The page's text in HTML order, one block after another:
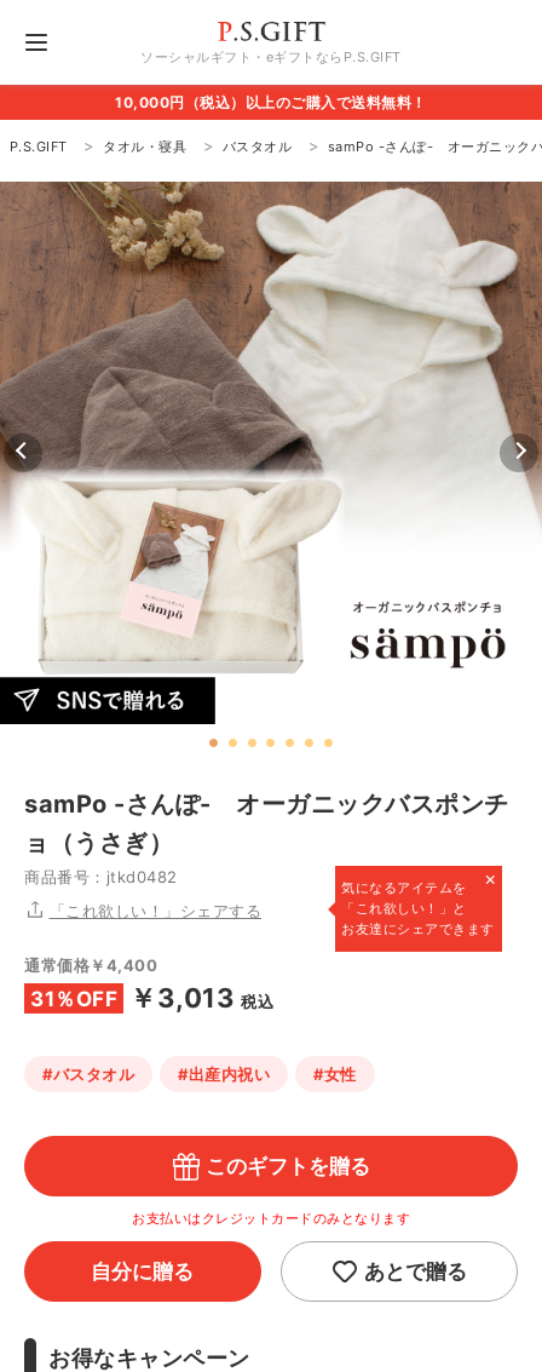
ソーシャルギフト・eギフトならP.S.GIFT
10,000円（税込）以上のご購入で送料無料！
P.S.GIFT タオル・寝具 バスタオル samPo -さんぽ- オーガニック
samPo -さんぽ- オーガニックバスポンチ
ョ（うさぎ）
商品番号：jtkd0482 ×
気になるアイテムを
「これ欲しい！」と
お友達にシェアできます
「これ欲しい！」シェアする
通常価格￥4,400
31％OFF ￥3,013 税込
#バスタオル #出産内祝い #女性
このギフトを贈る
お支払いはクレジットカードのみとなります
自分に贈る あとで贈る
お得なキャンペーン